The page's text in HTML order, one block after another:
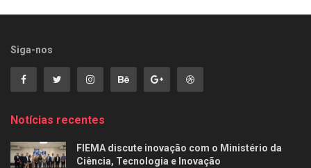
Siga-nos
Notícias recentes
FIEMA discute inovação com o Ministério da
Ciência, Tecnologia e Inovação